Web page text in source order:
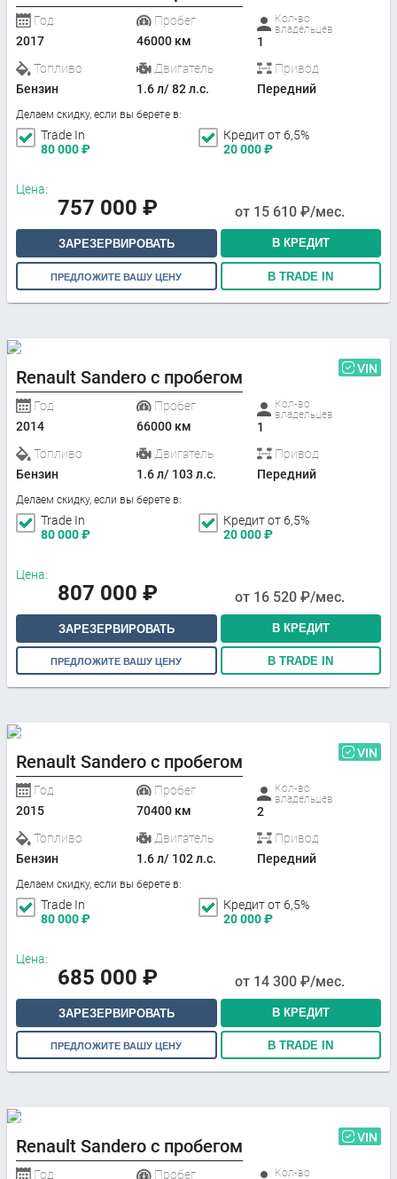
Год
2017
Пробег
46000 км
Кол-во
владельцев
1
Топливо
Бензин
Двигатель
1.6 л/ 82 л.с.
Привод
Передний
Делаем скидку, если вы берете в:
Trade In
80 000₽
Кредит от 6,5%
20 000₽
Цена:
757 000 ₽ от 15 610 ₽/мес.
ЗАРЕЗЕРВИРОВАТЬ В КРЕДИТ
ПРЕДЛОЖИТЕ ВАШУ ЦЕНУ В TRADE IN
Renault Sandero с пробегом VIN
Год
2014
Пробег
66000 км
Кол-во
владельцев
1
Топливо
Бензин
Двигатель
1.6 л/ 103 л.с.
Привод
Передний
Делаем скидку, если вы берете в:
Trade In
80 000₽
Кредит от 6,5%
20 000₽
Цена:
807 000 ₽ от 16 520 ₽/мес.
ЗАРЕЗЕРВИРОВАТЬ В КРЕДИТ
ПРЕДЛОЖИТЕ ВАШУ ЦЕНУ В TRADE IN
Renault Sandero с пробегом VIN
Год
2015
Пробег
70400 км
Кол-во
владельцев
2
Топливо
Бензин
Двигатель
1.6 л/ 102 л.с.
Привод
Передний
Делаем скидку, если вы берете в:
Trade In
80 000₽
Кредит от 6,5%
20 000₽
Цена:
685 000 ₽ от 14 300 ₽/мес.
ЗАРЕЗЕРВИРОВАТЬ В КРЕДИТ
ПРЕДЛОЖИТЕ ВАШУ ЦЕНУ В TRADE IN
Renault Sandero с пробегом VIN
Год
Пробег
Кол-во